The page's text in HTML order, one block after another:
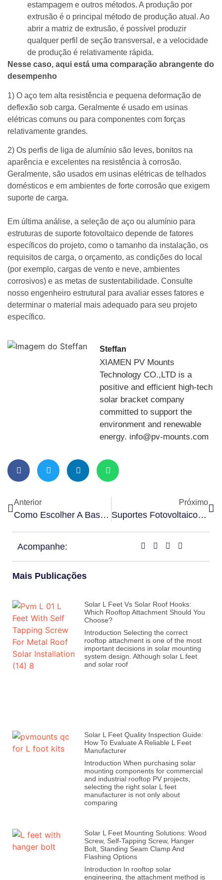
estampagem e outros métodos. A produção por
extrusão é o principal método de produção atual. Ao
abrir a matriz de extrusão, é possível produzir
qualquer perfil de seção transversal, e a velocidade
de produção é relativamente rápida.
Nesse caso, aqui está uma comparação abrangente do
desempenho
1) O aço tem alta resistência e pequena deformação de
deflexão sob carga. Geralmente é usado em usinas
elétricas comuns ou para componentes com forças
relativamente grandes.
2) Os perfis de liga de alumínio são leves, bonitos na
aparência e excelentes na resistência à corrosão.
Geralmente, são usados em usinas elétricas de telhados
domésticos e em ambientes de forte corrosão que exigem
suporte de carga.
Em última análise, a seleção de aço ou alumínio para
estruturas de suporte fotovoltaico depende de fatores
específicos do projeto, como o tamanho da instalação, os
requisitos de carga, o orçamento, as condições do local
(por exemplo, cargas de vento e neve, ambientes
corrosivos) e as metas de sustentabilidade. Consulte
nosso engenheiro estrutural para avaliar esses fatores e
determinar o material mais adequado para seu projeto
específico.
Steffan
XIAMEN PV Mounts
Technology CO.,LTD is a
positive and efficient high-tech
solar bracket company
committed to support the
environment and renewable
energy. info@pv-mounts.com
Anterior
Como Escolher A Base Para O Sistema De Montagem No Solo？ Parafuso Ou Concreto？
Próximo
Suportes Fotovoltaicos: Painéis Solares À Prova D'água Para Geração De Energia Sustentável
Acompanhe:
Mais Publicações
Solar L Feet Vs Solar Roof Hooks:
Which Rooftop Attachment Should You
Choose?
Introduction Selecting the correct
rooftop attachment is one of the most
important decisions in solar mounting
system design. Although solar L feet
and solar roof
Solar L Feet Quality Inspection Guide:
How To Evaluate A Reliable L Feet
Manufacturer
Introduction When purchasing solar
mounting components for commercial
and industrial rooftop PV projects,
selecting the right solar L feet
manufacturer is not only about
comparing
Solar L Feet Mounting Solutions: Wood
Screw, Self-Tapping Screw, Hanger
Bolt, Standing Seam Clamp And
Flashing Options
Introduction In rooftop solar
engineering, the attachment method is